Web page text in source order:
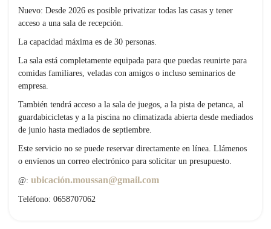
Nuevo: Desde 2026 es posible privatizar todas las casas y tener
acceso a una sala de recepción.
La capacidad máxima es de 30 personas.
La sala está completamente equipada para que puedas reunirte para
comidas familiares, veladas con amigos o incluso seminarios de
empresa.
También tendrá acceso a la sala de juegos, a la pista de petanca, al
guardabicicletas y a la piscina no climatizada abierta desde mediados
de junio hasta mediados de septiembre.
Este servicio no se puede reservar directamente en línea. Llámenos
o envíenos un correo electrónico para solicitar un presupuesto.
@: ubicación.moussan@gmail.com
Teléfono: 0658707062